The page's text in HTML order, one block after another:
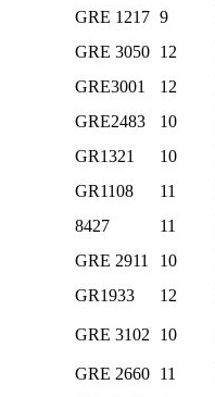
GRE 1217 9
GRE 3050 12
GRE3001 12
GRE2483 10
GR1321 10
GR1108 11
8427 11
GRΕ 2911 10
GR1933 12
GRE 3102 10
GRE 2660 11